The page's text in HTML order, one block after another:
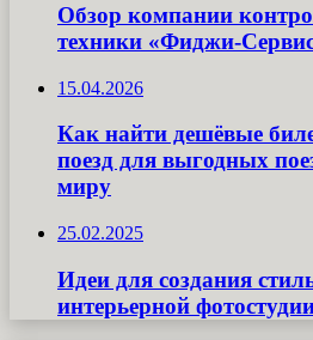
Обзор компании
техники «Фиджи-
15.04.2026
Как найти дешёвые
поезд для выгодных
миру
25.02.2025
Идеи для создания
интерьерной